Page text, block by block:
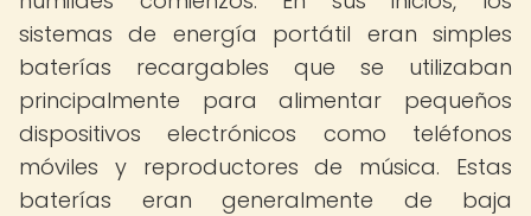
sistemas de energía portátil eran simples
baterías recargables que se utilizaban
principalmente para alimentar pequeños
dispositivos electrónicos como teléfonos
móviles y reproductores de música. Estas
baterías eran generalmente de baja